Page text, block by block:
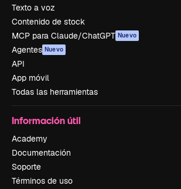
Texto a voz
Contenido de stock
MCP para Claude/ChatGPT Nuevo
Agentes Nuevo
API
App móvil
Todas las herramientas
Información útil
Academy
Documentación
Soporte
Términos de uso